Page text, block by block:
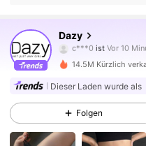
Dazyc***0
r***8ist am
4,86
6.6M Follower
4,86
14.5M Kürzlich
Dieser Laden wurde als
Folgen